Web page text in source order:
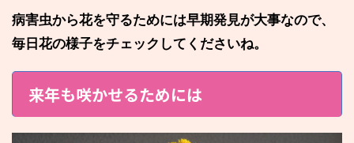
病害虫から花を守るためには早期発見が大事なので、
毎日花の様子をチェックしてくださいね。
来年も咲かせるためには